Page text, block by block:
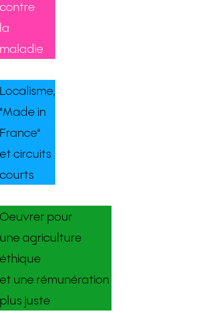
in
circuits
pour
agriculture
une rémunération
juste